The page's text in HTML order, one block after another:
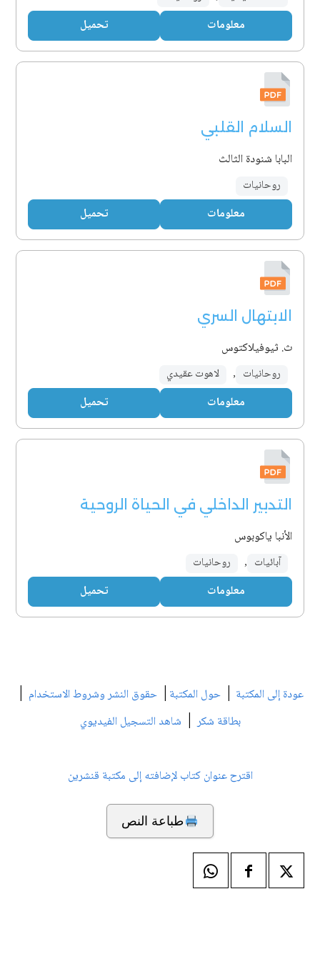
معلومات تحميل
السلام القلبي
البابا شنودة الثالث
روحانيات
معلومات تحميل
الابتهال السري
ث. ثيوفيلاكتوس
روحانيات , لاهوت عقيدي
معلومات تحميل
التدبير الداخلي في الحياة الروحية
الأنبا ياكوبوس
آبائيات , روحانيات
معلومات تحميل
عودة إلى المكتبة | حول المكتبة | حقوق النشر وشروط الاستخدام |
بطاقة شكر| شاهد التسجيل الفيديوي
اقترح عنوان كتاب لإضافته إلى مكتبة قنشرين
طباعة النص